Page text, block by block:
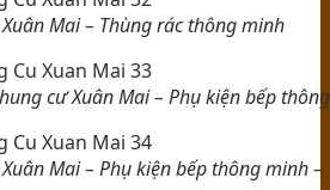
Mai – Thùng rác thông minh
cư Xuân Mai – Phụ kiện bếp
Mai – Phụ kiện bếp thông minh –